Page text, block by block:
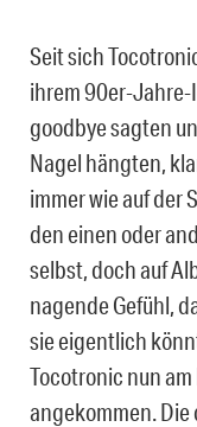
Seit sich
ihrem 90er-
goodbye sagten
Nagel hängten,
immer wie auf der
den einen oder
selbst, doch auf
nagende Gefühl,
sie eigentlich
Tocotronic nun am
angekommen.